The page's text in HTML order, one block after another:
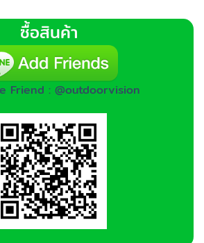
ซื้อสินค้า
Friend : @outdoorvision